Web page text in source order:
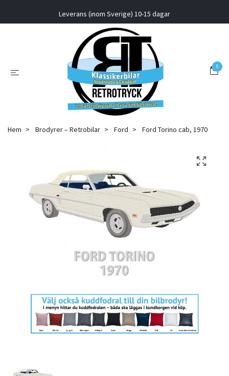
Leverans (inom Sverige) 10-15 dagar
0
Hem Brodyrer – Retrobilar Ford Ford Torino cab, 1970